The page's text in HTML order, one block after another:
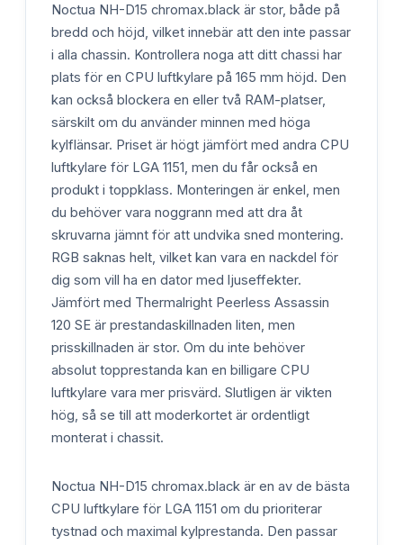
Noctua NH-D15 chromax.black är stor, både på
bredd och höjd, vilket innebär att den inte passar
i alla chassin. Kontrollera noga att ditt chassi har
plats för en CPU luftkylare på 165 mm höjd. Den
kan också blockera en eller två RAM-platser,
särskilt om du använder minnen med höga
kylflänsar. Priset är högt jämfört med andra CPU
luftkylare för LGA 1151, men du får också en
produkt i toppklass. Monteringen är enkel, men
du behöver vara noggrann med att dra åt
skruvarna jämnt för att undvika sned montering.
RGB saknas helt, vilket kan vara en nackdel för
dig som vill ha en dator med ljuseffekter.
Jämfört med Thermalright Peerless Assassin
120 SE är prestandaskillnaden liten, men
prisskillnaden är stor. Om du inte behöver
absolut topprestanda kan en billigare CPU
luftkylare vara mer prisvärd. Slutligen är vikten
hög, så se till att moderkortet är ordentligt
monterat i chassit.
Noctua NH-D15 chromax.black är en av de bästa
CPU luftkylare för LGA 1151 om du prioriterar
tystnad och maximal kylprestanda. Den passar